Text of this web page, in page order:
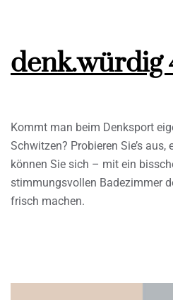
denk.würdig
Kommt man beim Denksport
Schwitzen? Probieren Sie’s
können Sie sich – mit ein
stimmungsvollen Badezimmer
frisch machen.